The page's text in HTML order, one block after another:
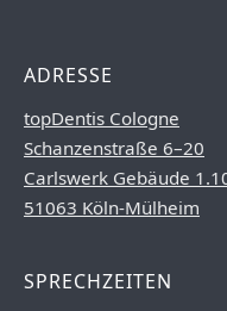
ADRESSE
topDentis Cologne
Schanzenstraße 6–20
Carlswerk Gebäude
51063 Köln-Mülheim
SPRECHZEITEN